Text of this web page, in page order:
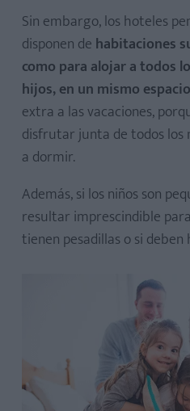
Sin embargo, los hoteles
disponen de habitaciones
como para alojar a todos
hijos, en un mismo espacio
extra a las vacaciones,
disfrutar junta de todos los
a dormir.
Además, si los niños son
resultar imprescindible
tienen pesadillas o si deben